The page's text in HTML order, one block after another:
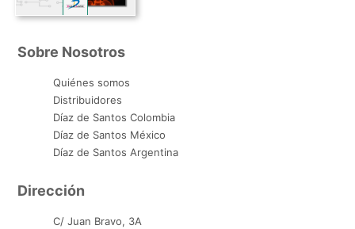
Sobre Nosotros
Quiénes somos
Distribuidores
Díaz de Santos Colombia
Díaz de Santos México
Díaz de Santos Argentina
Dirección
C/ Juan Bravo, 3A